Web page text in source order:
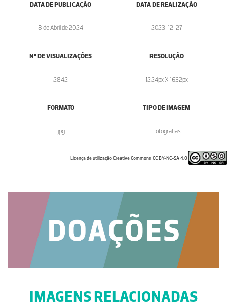
DATA DE PUBLICAÇÃO
8 de Abril de 2024
DATA DE REALIZAÇÃO
2023-12-27
Nº DE VISUALIZAÇÕES
2842
RESOLUÇÃO
1224px X 1632px
FORMATO
.jpg
TIPO DE IMAGEM
Fotografias
Licença de utilização Creative Commons CC BY-NC-SA 4.0
IMAGENS RELACIONADAS